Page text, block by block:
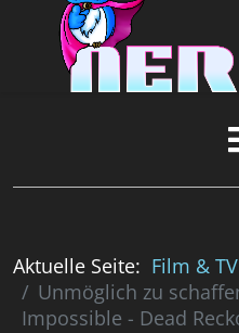
Aktuelle Seite: Film & TV
Unmöglich zu
Impossible - Dead